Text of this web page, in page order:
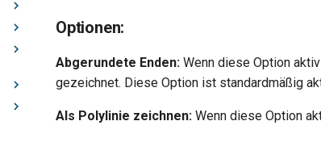
Optionen:
Abgerundete Enden: Wenn diese Option
gezeichnet. Diese Option ist standardmäßig
Als Polylinie zeichnen: Wenn diese Option